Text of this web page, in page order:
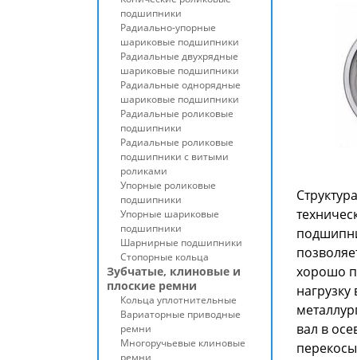
хорошо
вал в
подшипники
Радиально-упорные
шариковые подшипники
Радиальные двухрядные
шариковые подшипники
Радиальные однорядные
шариковые подшипники
Радиальные роликовые
подшипники
Радиальные роликовые
подшипники с витыми
роликами
Упорные роликовые
подшипники
Упорные шариковые
подшипники
Шарнирные подшипники
Стопорные кольца
Зубчатые, клиновые и
плоские ремни
Кольца уплотнительные
Вариаторные приводные
ремни
Многоручьевые клиновые
ремни